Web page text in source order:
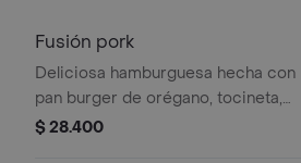
Fusión pork
Deliciosa hamburguesa hecha con
pan burger de orégano, tocineta,
queso doble crema, 160 gr de carne
$ 28.400